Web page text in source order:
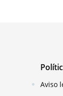
Aviso